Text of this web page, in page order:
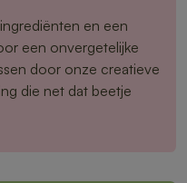
en een
een onvergetelijke
door onze creatieve
die net dat beetje